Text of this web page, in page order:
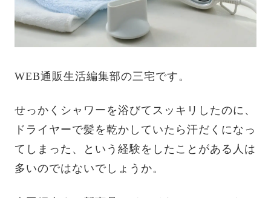
WEB通販生活編集部の三宅です。
せっかくシャワーを浴びてスッキリしたのに、
ドライヤーで髪を乾かしていたら汗だくになっ
てしまった、という経験をしたことがある人は
多いのではないでしょうか。